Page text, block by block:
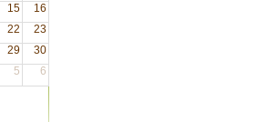
15
16
22
23
29
30
5 6